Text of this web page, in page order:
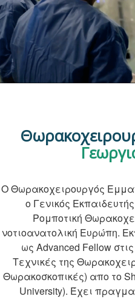
Ο Θωρακοχειρουργός
ο Γενικός
Ρομποτική
νοτιοανατολική Ευρώπη.
ως Advanced Fellow
Τεχνικές της
Θωρακοσκοπικές) απο το
University). Έχει